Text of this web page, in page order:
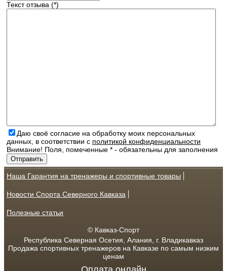
Текст отзыва (*)
Даю своё согласие на обработку моих персональных
данных, в соответствии с политикой конфиденциальности
Внимание! Поля, помеченные * - обязательны для заполнения
Наша Гарантия на тренажеры и спортивные товары
Новости Спорта Северного Кавказа
Полезные статьи
© Кавказ-Спорт
Республика Северная Осетия, Алания, г. Владикавказ
Продажа спортивных тренажеров на Кавказе по самым низким
ценам